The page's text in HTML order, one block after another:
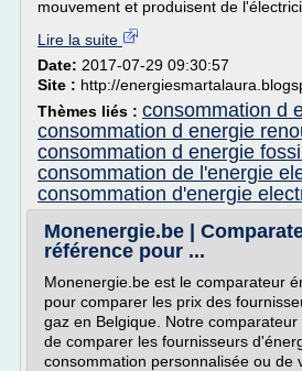
mouvement et produisent de
Lire la suite
Date: 2017-07-29 09:30:57
Site : http://
Thèmes liés : consommation d
consommation d energie
consommation d energie
consommation de l'energie
consommation d'energie
Monenergie.be |
référence pour ...
Monenergie.be est le comparateur
pour comparer les prix des
gaz en Belgique. Notre
de comparer les fournisseurs
consommation personnalisée ou de